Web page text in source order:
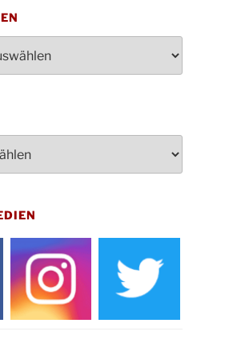
von 16-20 Uhr
18:30 Uhr
im Ev. Gemeindehaus von 14-
des Honterus Chors im
um 19:00 Uhr
im Ev. Gemeindehaus von